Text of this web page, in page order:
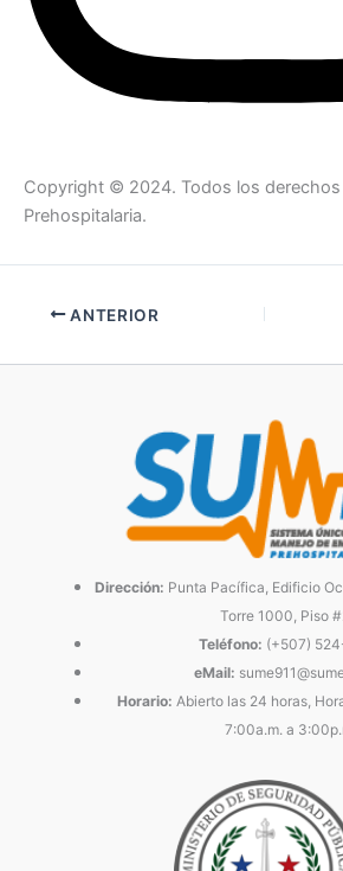
Copyright © 2024. Todos los derechos
Prehospitalaria.
ANTERIOR
Dirección: Punta Pacífica, Edificio
Torre 1000, Piso
Teléfono: (+507)
eMail:
Horario: Abierto las 24 horas,
7:00a.m. a